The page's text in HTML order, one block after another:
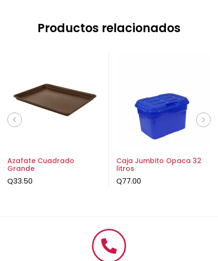
Productos relacionados
Azafate Cuadrado
Grande
Q33.50
Caja Jumbito Opaca 32
litros
Q77.00